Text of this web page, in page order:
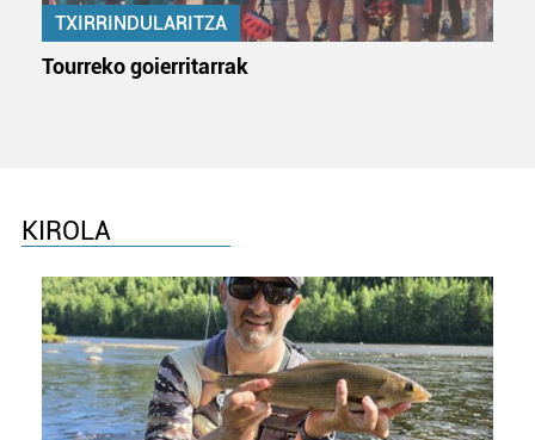
irakurri
TXIRRINDULARITZA
Tourreko goierritarrak
KIROLA